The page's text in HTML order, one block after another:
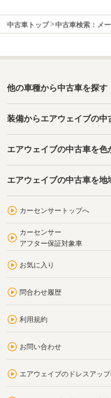
中古車トップ 中古車検索：メ
他の車種から中古車を探す
装備からエアウェイブの中
エアウェイブの中古車を色
エアウェイブの中古車を地
カーセンサートップへ
カーセンサー
アフター保証対象車
お気に入り
問合わせ履歴
利用規約
お問い合わせ
エアウェイブのドレスアッ